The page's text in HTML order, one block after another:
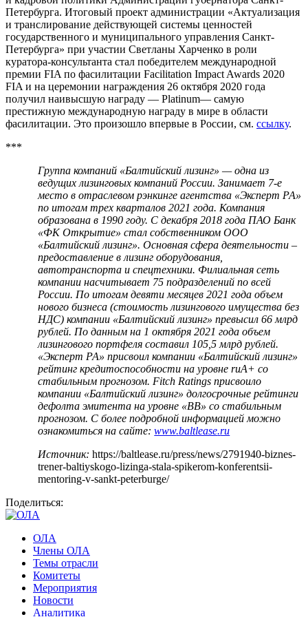
Петербурга. Итоговый проект администрации «Актуализация
и транслирование действующей системы ценностей
государственного и муниципального управления Санкт-
Петербурга» при участии Светланы Харченко в роли
куратора-консультанта стал победителем международной
премии FIA по фасилитации Facilitation Impact Awards 2020
FIA и на церемонии награждения 26 октября 2020 года
получил наивысшую награду — Platinum— самую
престижную международную награду в мире в области
фасилитации. Это произошло впервые в России, см. ссылку.
***
Группа компаний «Балтийский лизинг» — одна из
ведущих лизинговых компаний России. Занимает 7-е
место в отраслевом рэнкинге агентства «Эксперт РА»
по итогам трех кварталов 2021 года. Компания
образована в 1990 году. С декабря 2018 года ПАО Банк
«ФК Открытие» стал собственником ООО
«Балтийский лизинг». Основная сфера деятельности –
предоставление в лизинг оборудования,
автотранспорта и спецтехники. Филиальная сеть
компании насчитывает 75 подразделений по всей
России. По итогам девяти месяцев 2021 года объем
нового бизнеса (стоимость лизингового имущества без
НДС) компании «Балтийский лизинг» превысил 66 млрд
рублей. По данным на 1 октября 2021 года объем
лизингового портфеля составил 105,5 млрд рублей.
«Эксперт РА» присвоил компании «Балтийский лизинг»
рейтинг кредитоспособности на уровне ruA+ со
стабильным прогнозом. Fitch Ratings присвоило
компании «Балтийский лизинг» долгосрочные рейтинги
дефолта эмитента на уровне «BB» со стабильным
прогнозом. С более подробной информацией можно
ознакомиться на сайте:www.baltlease.ru
Источник:https://baltlease.ru/press/news/2791940-biznes-
trener-baltiyskogo-lizinga-stala-spikerom-konferentsii-
mentoring-v-sankt-peterburge/
Поделиться:
ОЛА
Члены ОЛА
Темы отрасли
Комитеты
Мероприятия
Новости
Аналитика